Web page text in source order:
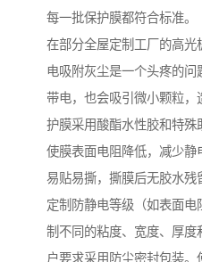
每一批保护膜都符合标准。
在部分全屋定制工厂的高光
电吸附灰尘是一个头疼的
带电，也会吸引微小颗粒，
护膜采用酸酯水性胶和特殊
使膜表面电阻降低，减少静
易贴易撕，撕膜后无胶水
定制防静电等级（如表面电
制不同的粘度、宽度、厚
户要求采用防尘密封包装。